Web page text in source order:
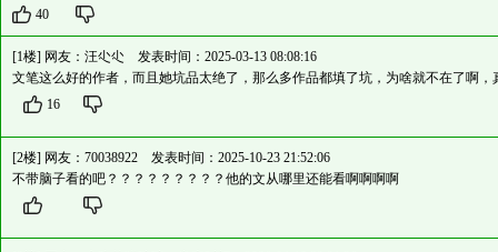
40
[1楼] 网友： 汪尐尐 发表时间：2025-03-13 08:08:16
文笔这么好的作者，而且她坑品太绝了，那么多作品都填了坑，为啥就不在了啊，
16
[2楼] 网友： 70038922 发表时间：2025-10-23 21:52:06
不带脑子看的吧？？？？？？？？？他的文从哪里还能看啊啊啊啊